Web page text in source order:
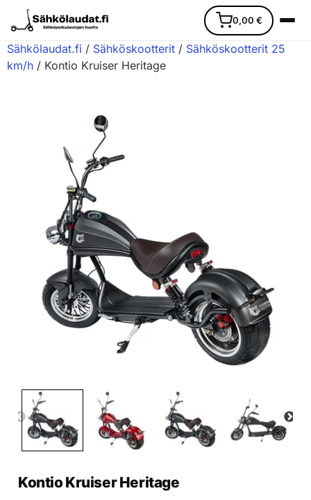
0,00 €
Varaosat
Lisävarusteet
Huoltopalvelu
Yrityksille
Varaa huolto
Sähkölaudat.fi / Sähköskootterit / Sähköskootterit 25
km/h / Kontio Kruiser Heritage
Kontio Kruiser Heritage